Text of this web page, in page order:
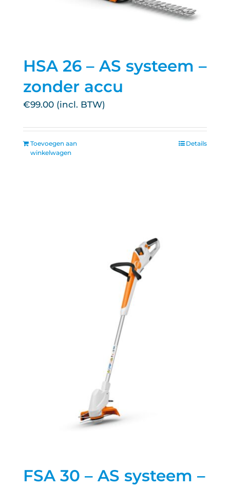
HSA 26 – AS systeem –
zonder accu
€99.00
Toevoegen aan
winkelwagen
Details
FSA 30 – AS systeem –